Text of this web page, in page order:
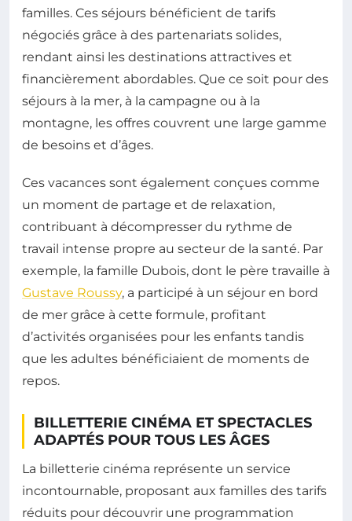
familles. Ces séjours bénéficient de tarifs
négociés grâce à des partenariats solides,
rendant ainsi les destinations attractives et
financièrement abordables. Que ce soit pour des
séjours à la mer, à la campagne ou à la
montagne, les offres couvrent une large gamme
de besoins et d’âges.
Ces vacances sont également conçues comme
un moment de partage et de relaxation,
contribuant à décompresser du rythme de
travail intense propre au secteur de la santé. Par
exemple, la famille Dubois, dont le père travaille à
Gustave Roussy, a participé à un séjour en bord
de mer grâce à cette formule, profitant
d’activités organisées pour les enfants tandis
que les adultes bénéficiaient de moments de
repos.
BILLETTERIE CINÉMA ET SPECTACLES
ADAPTÉS POUR TOUS LES ÂGES
La billetterie cinéma représente un service
incontournable, proposant aux familles des tarifs
réduits pour découvrir une programmation